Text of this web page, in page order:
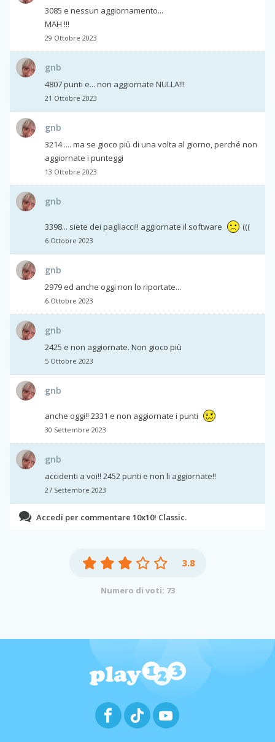
3085 e nessun aggiornamento...
MAH !!!
29 Ottobre 2023
gnb
4807 punti e... non aggiornate NULLA!!!
21 Ottobre 2023
gnb
3214 .... ma se gioco più di una volta al giorno, perché non
aggiornate i punteggi
13 Ottobre 2023
gnb
3398... siete dei pagliacci!! aggiornate il software (((
6 Ottobre 2023
gnb
2979 ed anche oggi non lo riportate...
6 Ottobre 2023
gnb
2425 e non aggiornate. Non gioco più
5 Ottobre 2023
gnb
anche oggi!! 2331 e non aggiornate i punti
30 Settembre 2023
gnb
accidenti a voi!! 2452 punti e non li aggiornate!!
27 Settembre 2023
Accedi per commentare 10x10! Classic.
3.8
Numero di voti: 73